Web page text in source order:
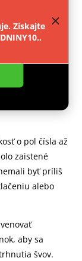
Získajte
, ktorý
počas
o pol čísla až
zaistené
byť príliš
alebo
aby sa
švov.